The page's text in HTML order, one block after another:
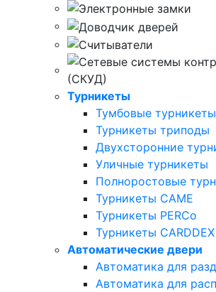
Турникеты
Тумбовые турникеты
Турникеты триподы
Двухсторонние
Уличные турникеты
Полноростовые
Турникеты CAME
Турникеты PERCo
Турникеты CARDDEX
Автоматические двери
Автоматика для
Автоматика для